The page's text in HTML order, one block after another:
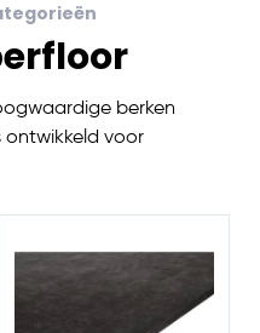
berken
ontwikkeld voor
slijtvaste en veilige vloer
ideaal zijn voor intensief
werkvloeren.